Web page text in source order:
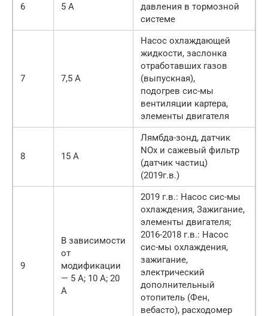
6 5 А
давления в тормозной
системе
7 7,5 А
Насос охлаждающей
жидкости, заслонка
отработавших газов
(выпускная),
подогрев сис-мы
вентиляции картера,
элементы двигателя
8 15 А
Лямбда-зонд, датчик
NOx и сажевый фильтр
(датчик частиц)
(2019г.в.)
9
В зависимости
от
модификации
— 5 А; 10 А; 20
А
2019 г.в.: Насос сис-мы
охлаждения, Зажигание,
элементы двигателя;
2016-2018 г.в.: Насос
сис-мы охлаждения,
зажигание,
электрический
дополнительный
отопитель (Фен,
вебасто), расходомер